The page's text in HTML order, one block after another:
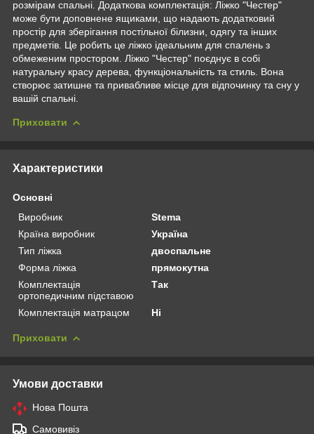
розмірам спальні. Додаткова комплектація: Ліжко "Честер"
може бути доповнене ящиками, що надають додатковий
простір для зберігання постільної білизни, одягу та інших
предметів. Це робить це ліжко ідеальним для спалень з
обмеженим простором. Ліжко "Честер" поєднує в собі
натуральну красу дерева, функціональність та стиль. Вона
створює затишне та привабливе місце для відпочинку та сну у
вашій спальні.
Приховати
Характеристики
Основні
Виробник
Stema
Країна виробник
Україна
Тип ліжка
двоспальне
Форма ліжка
прямокутна
Комплектація
ортопедичним підставою
Так
Комплектація матрацом Ні
Приховати
Умови доставки
Нова Пошта
Самовивіз